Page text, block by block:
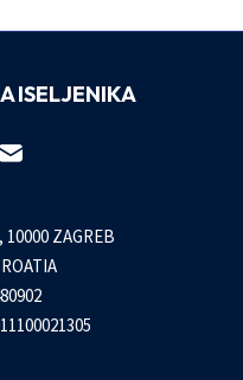
ISELJENIKA
ZAGREB